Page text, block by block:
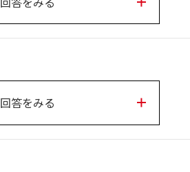
回答をみる